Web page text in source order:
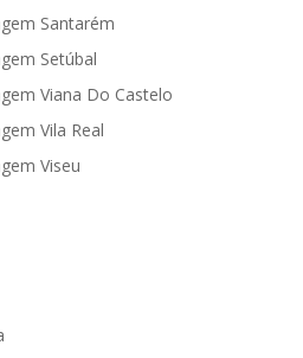
Santarém
Setúbal
Viana Do Castelo
Vila Real
Viseu